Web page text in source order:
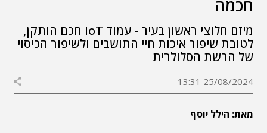
חכמה
מיזם חלוצי ראשון בעיר - עמוד IoT חכם הותקן,
לטובת שיפור איכות חיי התושבים ולשיפור הכיסוי
של הרשת הסלולרית
25/08/2024 13:31
מאת: הילל יוסף